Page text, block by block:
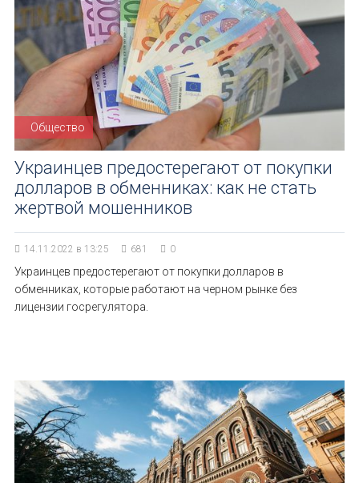
Общество
Украинцев предостерегают от покупки
долларов в обменниках: как не стать
жертвой мошенников
14.11.2022 в 13:25 681 0
Украинцев предостерегают от покупки долларов в
обменниках, которые работают на черном рынке без
лицензии госрегулятора.